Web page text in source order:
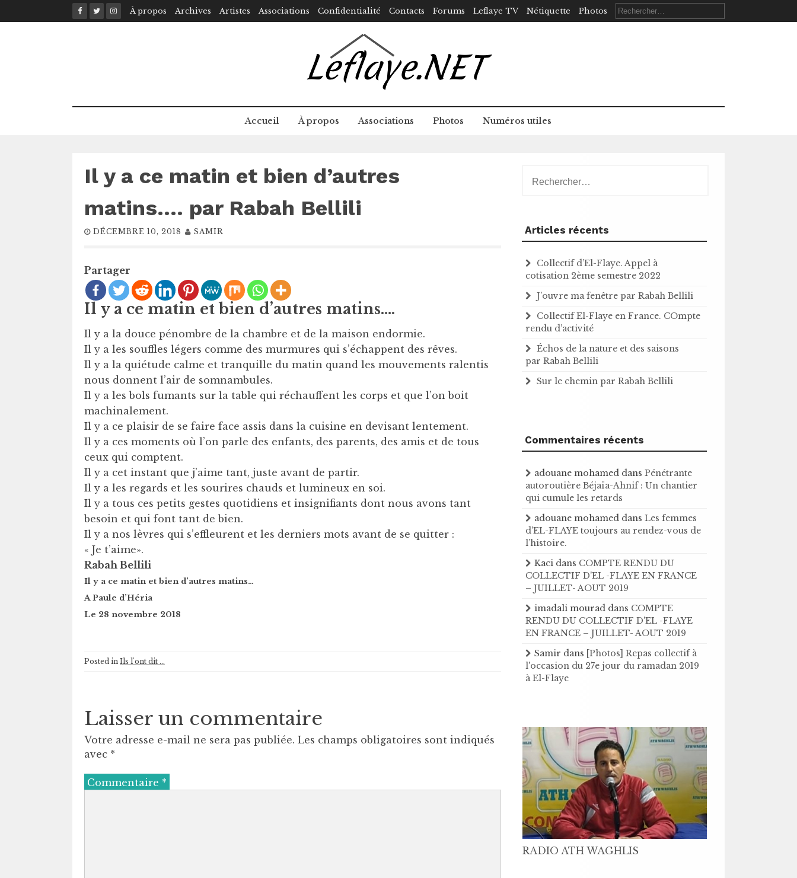
to
À propos Archives Artistes Associations Confidentialité Contacts Forums Leflaye TV Nétiquette Photos Rechercher :
Accueil À propos Associations Photos Numéros utiles
Il y a ce matin et bien d’autres
matins…. par Rabah Bellili
DÉCEMBRE 10, 2018 SAMIR
Partager
Il y a ce matin et bien d’autres matins….
Il y a la douce pénombre de la chambre et de la maison endormie.
Il y a les souffles légers comme des murmures qui s’échappent des rêves.
Il y a la quiétude calme et tranquille du matin quand les mouvements ralentis
nous donnent l’air de somnambules.
Il y a les bols fumants sur la table qui réchauffent les corps et que l’on boit
machinalement.
Il y a ce plaisir de se faire face assis dans la cuisine en devisant lentement.
Il y a ces moments où l’on parle des enfants, des parents, des amis et de tous
ceux qui comptent.
Il y a cet instant que j’aime tant, juste avant de partir.
Il y a les regards et les sourires chauds et lumineux en soi.
Il y a tous ces petits gestes quotidiens et insignifiants dont nous avons tant
besoin et qui font tant de bien.
Il y a nos lèvres qui s’effleurent et les derniers mots avant de se quitter :
« Je t’aime».
Rabah Bellili
Il y a ce matin et bien d’autres matins…
A Paule d’Héria
Le 28 novembre 2018
Posted in Ils l'ont dit ...
Laisser un commentaire
Votre adresse e-mail ne sera pas publiée. Les champs obligatoires sont indiqués
avec *
Commentaire *
Articles récents
Collectif d’El-Flaye. Appel à
cotisation 2ème semestre 2022
J’ouvre ma fenêtre par Rabah Bellili
Collectif El-Flaye en France. COmpte
rendu d’activité
Échos de la nature et des saisons
par Rabah Bellili
Sur le chemin par Rabah Bellili
Commentaires récents
adouane mohamed dansPénétrante
autoroutière Béjaïa-Ahnif : Un chantier
qui cumule les retards
adouane mohamed dansLes femmes
d’EL-FLAYE toujours au rendez-vous de
l’histoire .
Kaci dans COMPTE RENDU DU
COLLECTIF D'EL -FLAYE EN FRANCE
– JUILLET- AOUT 2019
imadali mourad dans COMPTE
RENDU DU COLLECTIF D'EL -FLAYE
EN FRANCE – JUILLET- AOUT 2019
Samir dans [Photos] Repas collectif à
l'occasion du 27e jour du ramadan 2019
à El-Flaye
RADIO ATH WAGHLIS